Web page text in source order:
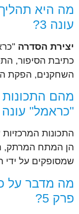
מה היא
עונה 3?
יצירת הסדרה
כתיבת הסיפור,
השחקנים, הפקת
מהם
"כראמל" עונה 3 פרק 5?
התכונות
הן המתח המרתק,
שמסופקים על ידי
פרק 5?